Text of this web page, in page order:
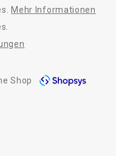
Mehr Informationen
Shop